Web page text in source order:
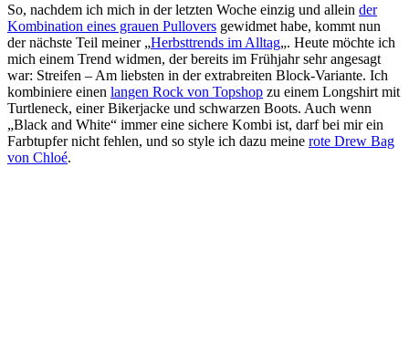
So, nachdem ich mich in der letzten Woche einzig und allein der
Kombination eines grauen Pullovers gewidmet habe, kommt nun
der nächste Teil meiner „Herbsttrends im Alltag„. Heute möchte ich
mich einem Trend widmen, der bereits im Frühjahr sehr angesagt
war: Streifen – Am liebsten in der extrabreiten Block-Variante. Ich
kombiniere einen langen Rock von Topshop zu einem Longshirt mit
Turtleneck, einer Bikerjacke und schwarzen Boots. Auch wenn
„Black and White“ immer eine sichere Kombi ist, darf bei mir ein
Farbtupfer nicht fehlen, und so style ich dazu meine rote Drew Bag
von Chloé.